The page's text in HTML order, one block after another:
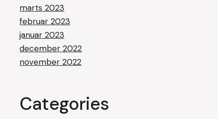
marts 2023
februar 2023
januar 2023
december 2022
november 2022
Categories